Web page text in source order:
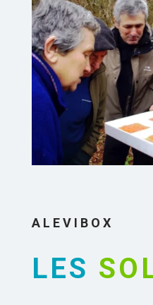
ALEVIBOX
LES